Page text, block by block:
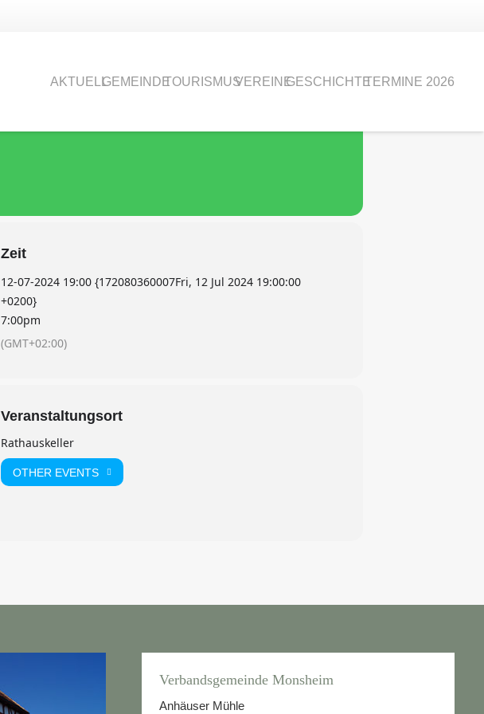
AKTUELLGEMEINDETOURISMUSVEREINEGESCHICHTETERMINE 2026
Zeit
12-07-2024 19:00 {172080360007Fri, 12 Jul 2024 19:00:00
+0200}
7:00pm
(GMT+02:00)
Veranstaltungsort
Rathauskeller
OTHER EVENTS
Verbandsgemeinde Monsheim
Anhäuser Mühle